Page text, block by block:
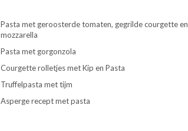
Pasta met geroosterde tomaten, gegrilde courgette en
mozzarella
Pasta met gorgonzola
Courgette rolletjes met Kip en Pasta
Truffelpasta met tijm
Asperge recept met pasta